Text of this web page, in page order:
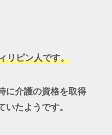
リピン人です。
に介護の資格を取得
いたようです。